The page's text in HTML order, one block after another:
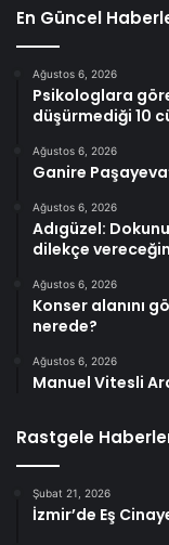
En Güncel
Ağustos 6, 2026
Psikologlara
düşürmediği 10
Ağustos 6, 2026
Ganire
Ağustos 6, 2026
Adıgüzel:
dilekçe
Ağustos 6, 2026
Konser alanını
nerede?
Ağustos 6, 2026
Manuel Vitesli
Rastgele
Şubat 21, 2026
İzmir’de Eş